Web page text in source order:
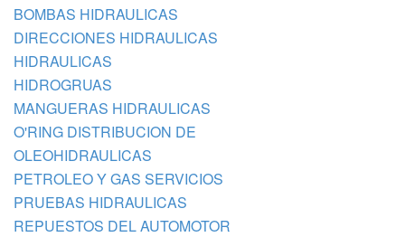
BOMBAS HIDRAULICAS
DIRECCIONES HIDRAULICAS
HIDRAULICAS
HIDROGRUAS
MANGUERAS HIDRAULICAS
O'RING DISTRIBUCION DE
OLEOHIDRAULICAS
PETROLEO Y GAS SERVICIOS
PRUEBAS HIDRAULICAS
REPUESTOS DEL AUTOMOTOR